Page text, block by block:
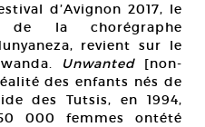
d’Avignon 2017, le
la chorégraphe
revient sur le
Unwanted [non-
des enfants nés de
des Tutsis, en 1994,
000 femmes ontété